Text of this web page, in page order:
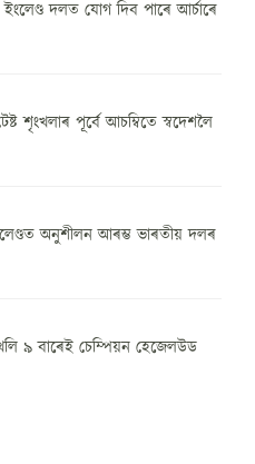
ইংলেণ্ড দলত যোগ দিব পাৰে আৰ্চাৰে
শৃংখলাৰ পূৰ্বে আচম্বিতে স্বদেশলৈ
অনুশীলন আৰম্ভ ভাৰতীয় দলৰ
৯ বাৰেই চেম্পিয়ন হেজেলউড